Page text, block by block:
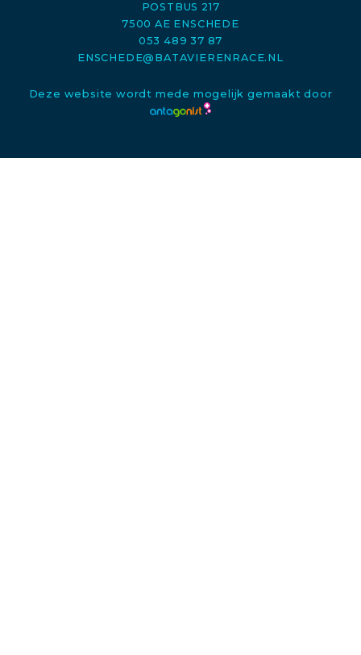
POSTBUS 217
7500 AE ENSCHEDE
053 489 37 87
ENSCHEDE@BATAVIERENRACE.NL
Deze website wordt mede mogelijk gemaakt door